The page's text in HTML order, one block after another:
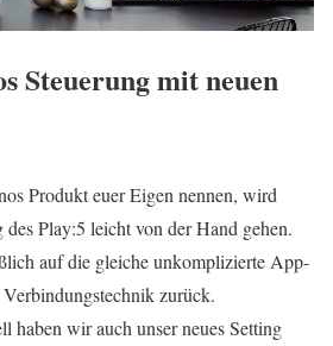
Steuerung mit neuen
Produkt euer Eigen nennen, wird
des Play:5 leicht von der Hand gehen.
auf die gleiche unkomplizierte App-
zurück.
haben wir auch unser neues Setting